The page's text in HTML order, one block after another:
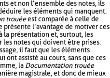
et non l’ensemble des notes, ils
les éléments qui manquent.
trouéeest comparée à celle de
l’avantage de motiver ces
la présentation et, surtout, les
les notes qui doivent être prises.
il faut que les éléments
ont assisté au cours, sans que ces
la Documentation trouée
magistrale, et donc de mieux